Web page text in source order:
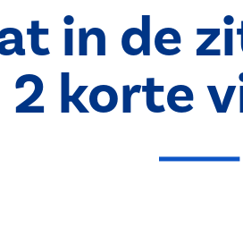
in de
2 korte